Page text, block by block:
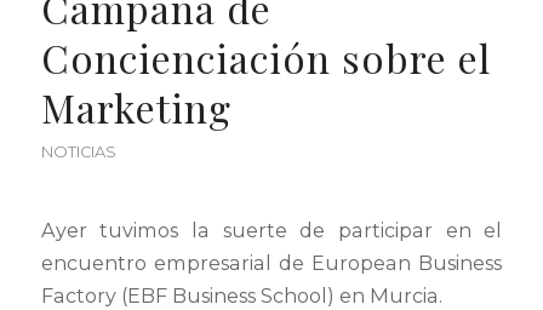
Concienciación sobre el
Marketing
NOTICIAS
Ayer tuvimos la suerte de participar en el
encuentro empresarial de European Business
Factory (EBF Business School) en Murcia.